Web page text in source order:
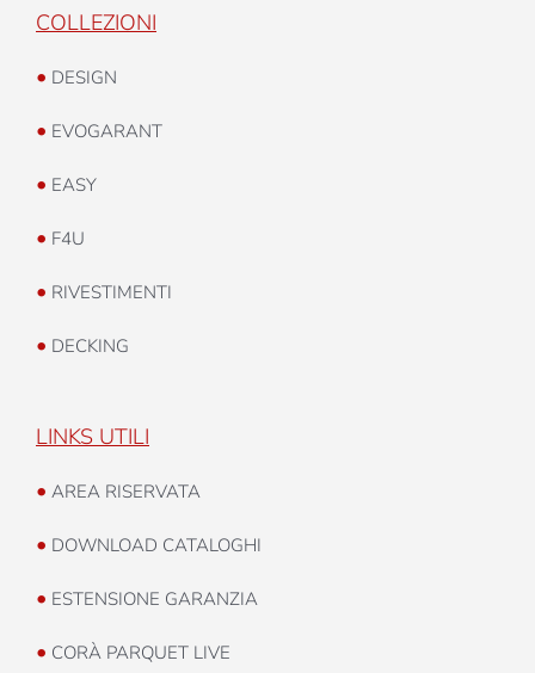
COLLEZIONI
• DESIGN
• EVOGARANT
• EASY
• F4U
• RIVESTIMENTI
• DECKING
LINKS UTILI
• AREA RISERVATA
• DOWNLOAD CATALOGHI
• ESTENSIONE GARANZIA
• CORÀ PARQUET LIVE